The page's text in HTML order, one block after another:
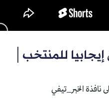
للمنتخب│
نافذة الخبر_تيفي